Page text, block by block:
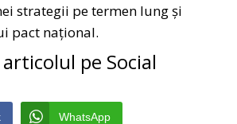
strategii pe termen lung și
pact național.
pe Social
WhatsApp